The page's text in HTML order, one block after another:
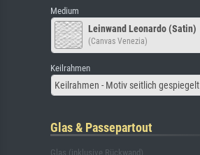
Medium
Leinwand Leonardo (Satin)
(Canvas Venezia)
Keilrahmen
Keilrahmen - Motiv seitlich gespiegelt
Glas & Passepartout
Glas (inklusive Rückwand)